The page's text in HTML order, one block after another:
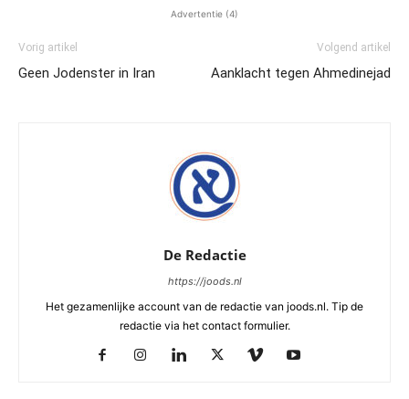
Advertentie (4)
Vorig artikel
Geen Jodenster in Iran
Volgend artikel
Aanklacht tegen Ahmedinejad
De Redactie
https://joods.nl
Het gezamenlijke account van de redactie van joods.nl. Tip de
redactie via het contact formulier.